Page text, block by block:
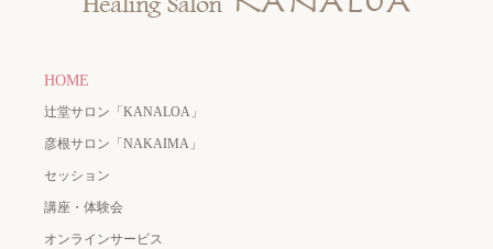
HOME
辻堂サロン「KANALOA」
彦根サロン「NAKAIMA」
セッション
講座・体験会
オンラインサービス